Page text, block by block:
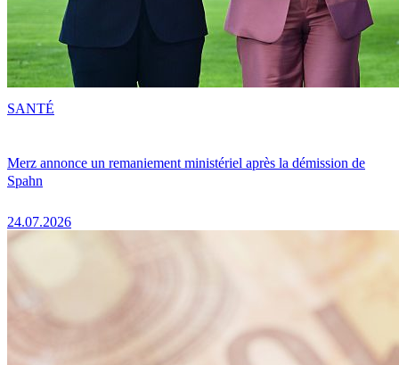
Merz annonce un remaniement ministériel après la démission de
Spahn
24.07.2026
SANTÉ